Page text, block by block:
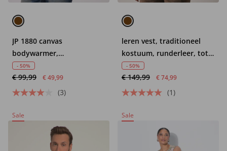
JP 1880 canvas
bodywarmer,
collegekraag, tot 8XL
- 50%
€ 99,99 € 49,99
(3)
leren vest, traditioneel
kostuum, runderleer, tot
maat 72
- 50%
€ 149,99 € 74,99
(1)
Sale Sale